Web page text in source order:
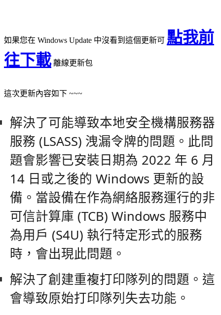
如果您在 Windows Update 中沒看到這個更新可 點我前
往下載離線更新包
這次更新內容如下 ~~~
解決了可能導致本地安全機構服務器
服務 (LSASS) 洩漏令牌的問題。 此問
題會影響已安裝日期為 2022 年 6 月
14 日或之後的 Windows 更新的設
備。 當設備在作為網絡服務運行的非
可信計算庫 (TCB) Windows 服務中
為用戶 (S4U) 執行特定形式的服務
時，會出現此問題。
解決了創建重複打印隊列的問題。 這
會導致原始打印隊列失去功能。